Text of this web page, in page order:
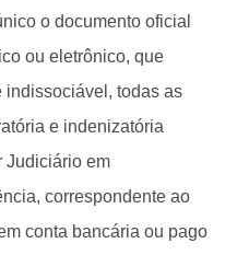
o documento oficial
ou eletrônico, que
indissociável, todas as
e indenizatória
Judiciário em
correspondente ao
conta bancária ou pago